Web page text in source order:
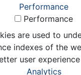
Performance
Performance
are used to
indexes of the
user
Analytics